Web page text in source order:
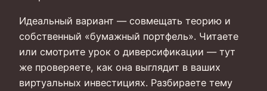
Идеальный вариант — совмещать теорию и
собственный «бумажный портфель». Читаете
или смотрите урок о диверсификации — тут
же проверяете, как она выглядит в ваших
виртуальных инвестициях. Разбираете тему